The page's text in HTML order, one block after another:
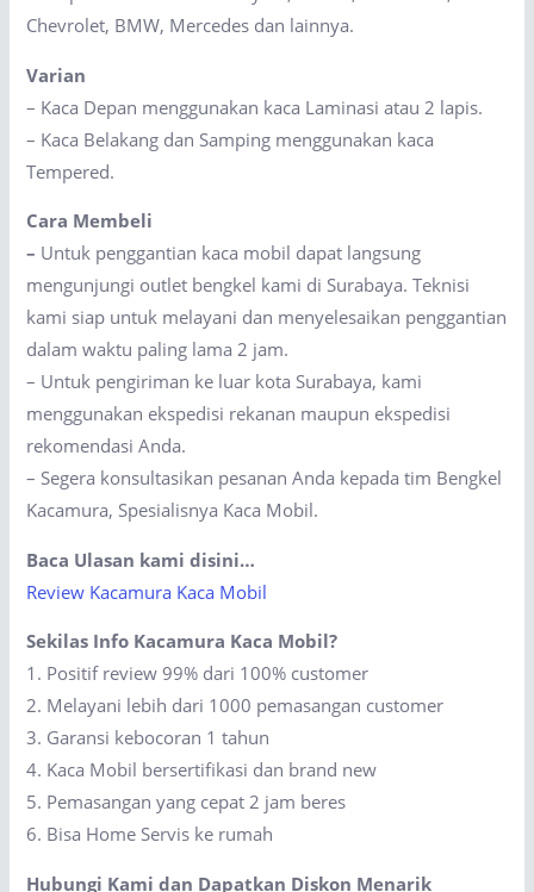
Chevrolet, BMW, Mercedes dan lainnya.
Varian
– Kaca Depan menggunakan kaca Laminasi atau 2 lapis.
– Kaca Belakang dan Samping menggunakan kaca
Tempered.
Cara Membeli
– Untuk penggantian kaca mobil dapat langsung
mengunjungi outlet bengkel kami di Surabaya. Teknisi
kami siap untuk melayani dan menyelesaikan penggantian
dalam waktu paling lama 2 jam.
– Untuk pengiriman ke luar kota Surabaya, kami
menggunakan ekspedisi rekanan maupun ekspedisi
rekomendasi Anda.
– Segera konsultasikan pesanan Anda kepada tim Bengkel
Kacamura, Spesialisnya Kaca Mobil.
Baca Ulasan kami disini…
Review Kacamura Kaca Mobil
Sekilas Info Kacamura Kaca Mobil?
1. Positif review 99% dari 100% customer
2. Melayani lebih dari 1000 pemasangan customer
3. Garansi kebocoran 1 tahun
4. Kaca Mobil bersertifikasi dan brand new
5. Pemasangan yang cepat 2 jam beres
6. Bisa Home Servis ke rumah
Hubungi Kami dan Dapatkan Diskon Menarik